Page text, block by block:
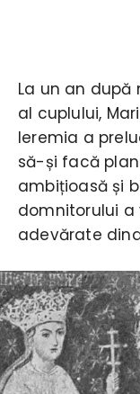
La un an
al cuplului,
Ieremia a
să-și facă
ambițioasă și
domnitorului a
adevărate